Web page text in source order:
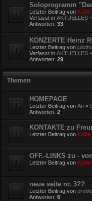
Soloprogramm
Letzter Beitrag von Kalle
Verfasst in AKTUELLES
Antworten: 33
KONZERTE Heinz
Letzter Beitrag von julotto
Verfasst in AKTUELLES
Antworten: 29
Themen
HOMEPAGE
Letzter Beitrag von An «
Antworten: 2
KONTAKTE zu
Letzter Beitrag von Kalle
OFF.-LINKS zu -
Letzter Beitrag von Kalle
neue seite nr. 3??
Letzter Beitrag von
Antworten: 6